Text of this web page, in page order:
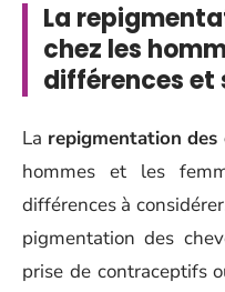
La
chez les
différences et
La repigmentation des
hommes et les
différences à
pigmentation des
prise de contraceptifs